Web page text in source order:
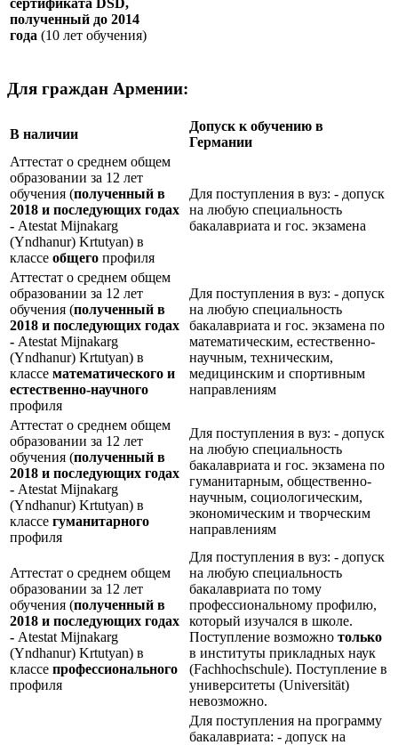
сертификата DSD,
полученный до 2014
года (10 лет обучения)
Для граждан Армении:
В наличии
Допуск к обучению в
Германии
Аттестат о среднем общем
образовании за 12 лет
обучения (полученный в
2018 и последующих годах
- Atestat Mijnakarg
(Yndhanur) Krtutyan) в
классе общего профиля
Для поступления в вуз: - допуск
на любую специальность
бакалавриата и гос. экзамена
Аттестат о среднем общем
образовании за 12 лет
обучения (полученный в
2018 и последующих годах
- Atestat Mijnakarg
(Yndhanur) Krtutyan) в
классе математического и
естественно-научного
профиля
Для поступления в вуз: - допуск
на любую специальность
бакалавриата и гос. экзамена по
математическим, естественно-
научным, техническим,
медицинским и спортивным
направлениям
Аттестат о среднем общем
образовании за 12 лет
обучения (полученный в
2018 и последующих годах
- Atestat Mijnakarg
(Yndhanur) Krtutyan) в
классе гуманитарного
профиля
Для поступления в вуз: - допуск
на любую специальность
бакалавриата и гос. экзамена по
гуманитарным, общественно-
научным, социологическим,
экономическим и творческим
направлениям
Аттестат о среднем общем
образовании за 12 лет
обучения (полученный в
2018 и последующих годах
- Atestat Mijnakarg
(Yndhanur) Krtutyan) в
классе профессионального
профиля
Для поступления в вуз: - допуск
на любую специальность
бакалавриата по тому
профессиональному профилю,
который изучался в школе.
Поступление возможно только
в институты прикладных наук
(Fachhochschule). Поступление в
университеты (Universität)
невозможно.
Для поступления на программу
бакалавриата: - допуск на